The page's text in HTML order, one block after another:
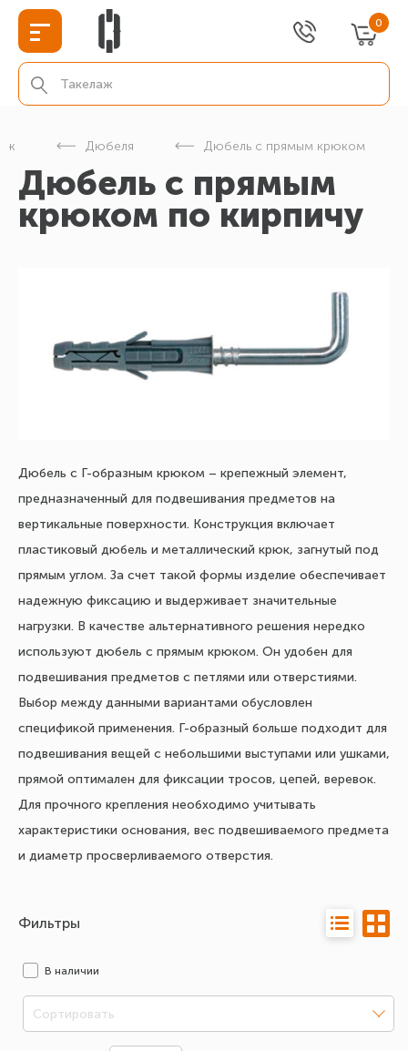
0
Дюбеля Дюбель с прямым крюком
Дюбель с прямым
крюком по кирпичу
Дюбель с Г-образным крюком – крепежный элемент,
предназначенный для подвешивания предметов на
вертикальные поверхности. Конструкция включает
пластиковый дюбель и металлический крюк, загнутый под
прямым углом. За счет такой формы изделие обеспечивает
надежную фиксацию и выдерживает значительные
нагрузки. В качестве альтернативного решения нередко
используют дюбель с прямым крюком. Он удобен для
подвешивания предметов с петлями или отверстиями.
Выбор между данными вариантами обусловлен
спецификой применения. Г-образный больше подходит для
подвешивания вещей с небольшими выступами или ушками,
прямой оптимален для фиксации тросов, цепей, веревок.
Для прочного крепления необходимо учитывать
характеристики основания, вес подвешиваемого предмета
и диаметр просверливаемого отверстия.
Фильтры
В наличии
Сортировать